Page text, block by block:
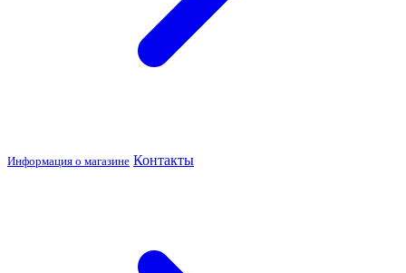
Информация о магазине Контакты